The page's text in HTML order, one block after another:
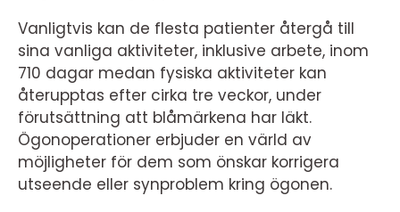
Vanligtvis kan de flesta patienter återgå till
sina vanliga aktiviteter, inklusive arbete, inom
710 dagar medan fysiska aktiviteter kan
återupptas efter cirka tre veckor, under
förutsättning att blåmärkena har läkt.
Ögonoperationer erbjuder en värld av
möjligheter för dem som önskar korrigera
utseende eller synproblem kring ögonen.